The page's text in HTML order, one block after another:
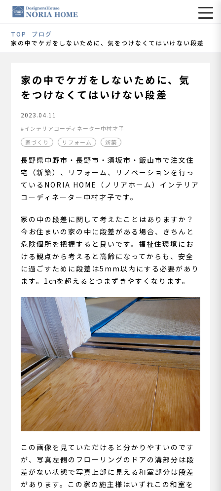
TOP
ブログ
家の中でケガをしないために、気をつけなくてはいけない段差
家の中でケガをしないために、気
をつけなくてはいけない段差
2023.04.11
インテリアコーディネーター中村才子
家づくり
リフォーム 新築
長野県中野市・長野市・須坂市・飯山市で注文住
宅（新築）、リフォーム、リノベーションを行っ
ているNORIA HOME（ノリアホーム）インテリア
コーディネーター中村才子です。
家の中の段差に関して考えたことはありますか？
今お住まいの家の中に段差がある場合、きちんと
危険個所を把握すると良いです。福祉住環境にお
ける観点から考えると高齢になってからも、安全
に過ごすために段差は5mm以内にする必要があり
ます。1㎝を超えるとつまずきやすくなります。
この画像を見ていただけると分かりやすいのです
が、写真左側のフローリングのドアの溝部分は段
差がない状態で写真上部に見える和室部分は段差
があります。この家の施主様はいずれこの和室を